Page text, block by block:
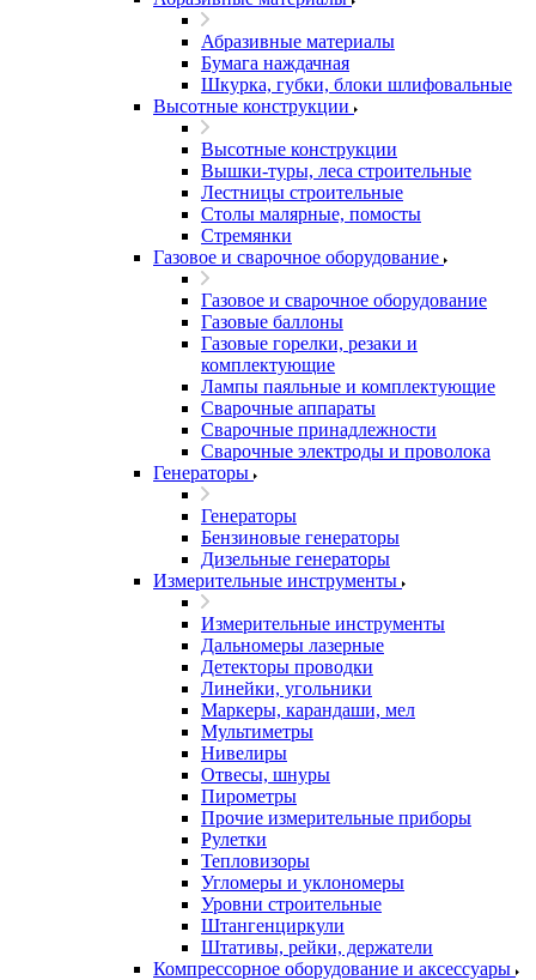
Абразивные материалы
Бумага наждачная
Шкурка, губки, блоки шлифовальные
Высотные конструкции
Высотные конструкции
Вышки-туры, леса строительные
Лестницы строительные
Столы малярные, помосты
Стремянки
Газовое и сварочное оборудование
Газовое и сварочное оборудование
Газовые баллоны
Газовые горелки, резаки и
комплектующие
Лампы паяльные и комплектующие
Сварочные аппараты
Сварочные принадлежности
Сварочные электроды и проволока
Генераторы
Генераторы
Бензиновые генераторы
Дизельные генераторы
Измерительные инструменты
Измерительные инструменты
Дальномеры лазерные
Детекторы проводки
Линейки, угольники
Маркеры, карандаши, мел
Мультиметры
Нивелиры
Отвесы, шнуры
Пирометры
Прочие измерительные приборы
Рулетки
Тепловизоры
Угломеры и уклономеры
Уровни строительные
Штангенциркули
Штативы, рейки, держатели
Компрессорное оборудование и аксессуары